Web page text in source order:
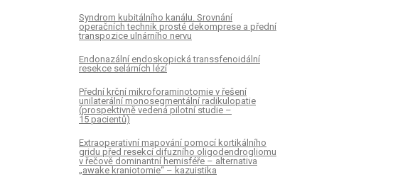
Syndrom kubitálního kanálu. Srovnání
operačních technik prosté dekomprese a přední
transpozice ulnárního nervu
Endonazální endoskopická transsfenoidální
resekce selárních lézí
Přední krční mikroforaminotomie v řešení
unilaterální monosegmentální radikulopatie
(prospektivně vedená pilotní studie –
15 pacientů)
Extraoperativní mapování pomocí kortikálního
gridu před resekcí difuzního oligodendrogliomu
v řečově dominantní hemisféře – alternativa
„awake kraniotomie“ – kazuistika